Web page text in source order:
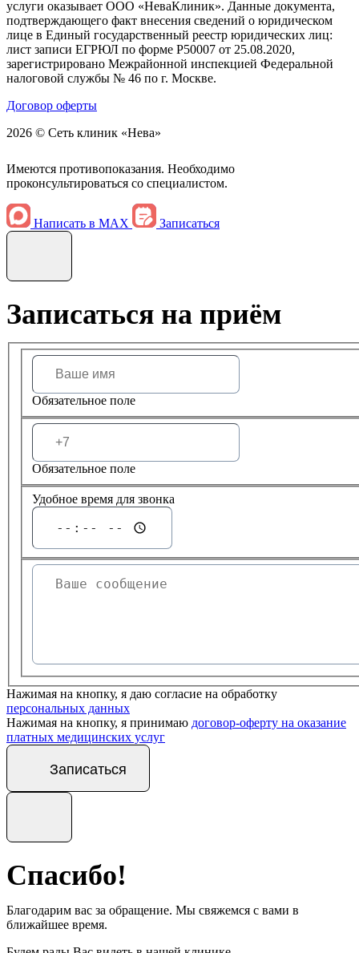
услуги оказывает ООО «НеваКлиник». Данные документа,
подтверждающего факт внесения сведений о юридическом
лице в Единый государственный реестр юридических лиц:
лист записи ЕГРЮЛ по форме Р50007 от 25.08.2020,
зарегистрировано Межрайонной инспекцией Федеральной
налоговой службы № 46 по г. Москве.
Договор оферты
2026 © Сеть клиник «Нева»
Имеются противопоказания. Необходимо
проконсультироваться со специалистом.
Написать в MAX Записаться
Записаться на приём
Обязательное поле
Обязательное поле
Удобное время для звонка
Нажимая на кнопку, я даю согласие на обработку
персональных данных
Нажимая на кнопку, я принимаю договор-оферту на оказание
платных медицинских услуг
Записаться
Спасибо!
Благодарим вас за обращение. Мы свяжемся с вами в
ближайшее время.